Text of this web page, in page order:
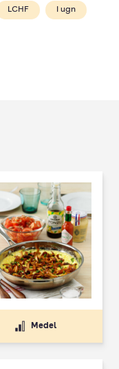
LCHF I ugn
Medel